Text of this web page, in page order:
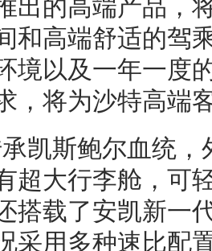
出的高端产品，
和高端舒适的驾
境以及一年一度
，将为沙特高端
凯斯鲍尔血统
超大行李舱，可
搭载了安凯新一
采用多种速比配